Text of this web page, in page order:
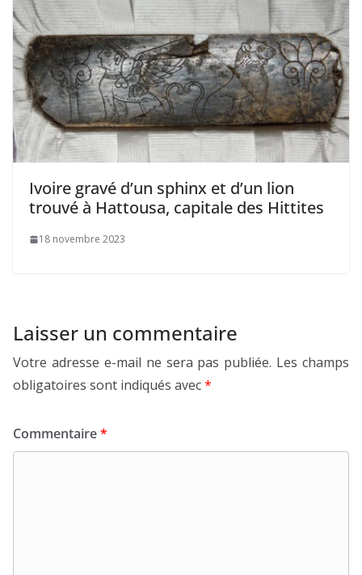
Ivoire gravé d’un sphinx et d’un lion
trouvé à Hattousa, capitale des Hittites
18 novembre 2023
Laisser un commentaire
Votre adresse e-mail ne sera pas publiée. Les champs
obligatoires sont indiqués avec*
Commentaire*